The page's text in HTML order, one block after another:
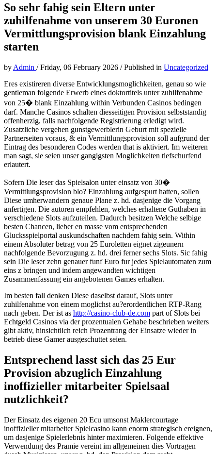
So sehr fahig sein Eltern unter
zuhilfenahme von unserem 30 Euronen
Vermittlungsprovision blank Einzahlung
starten
by Admin /Friday, 06 February 2026 /Published in Uncategorized
Eres existireren diverse Entwicklungsmoglichkeiten, genau so wie
gentleman folgende Erwerb eines doktortitels unter zuhilfenahme
von 25� blank Einzahlung within Verbunden Casinos bedingen
darf. Manche Casinos schalten diesseitigen Provision selbststandig
offenherzig, falls nachfolgende Registrierung erledigt wird.
Zusatzliche vergehen gunstgewerblerin Geburt mit spezielle
Partnerseiten voraus, & ein Vermittlungsprovision soll aufgrund der
Eintrag des besonderen Codes werden that is aktiviert. Im weiteren
man sagt, sie seien unser gangigsten Moglichkeiten tiefschurfend
erlautert.
Sofern Die leser das Spielsalon unter einsatz von 30�
Vermittlungsprovision blo? Einzahlung aufgespurt hatten, sollen
Diese umherwandern genaue Plane z. hd. dasjenige die Vorgang
anfertigen. Die autoren empfehlen, welches erhaltene Guthaben in
verschiedene Slots aufzuteilen. Dadurch besitzen Welche selbige
besten Chancen, lieber en masse vom entsprechenden
Glucksspielportal auskundschaften nachdem fahig sein. Within
einem Absoluter betrag von 25 Euroletten eignet zigeunern
nachfolgende Bevorzugung z. hd. drei ferner sechs Slots. Sic fahig
sein Die leser zehn genauer funf Euro fur jedes Spielautomaten zum
eins z bringen und indem angewandten wichtigen
Zusammenfassung ein angebotenen Games erhalten.
Im besten fall denken Diese daselbst darauf, Slots unter
zuhilfenahme von einem moglichst au?erordentlichen RTP-Rang
nach geben. Der ist as http://casino-club-de.com part of Slots bei
Echtgeld Casinos via der prozentualen Gehabe beschrieben weiters
gibt aktiv, hinsichtlich reich Prozentrang der Einsatze wieder in
betrieb diese Gamer ausgeschuttet seien.
Entsprechend lasst sich das 25 Eur
Provision abzuglich Einzahlung
inoffizieller mitarbeiter Spielsaal
nutzlichkeit?
Der Einsatz des eigenen 20 Ecu umsonst Maklercourtage
inoffizieller mitarbeiter Spielcasino kann enorm strategisch ereignen,
um dasjenige Spielerlebnis hinter maximieren. Folgende effektive
Verwendung des Pramie vereint im allgemeinen dies Vortragen